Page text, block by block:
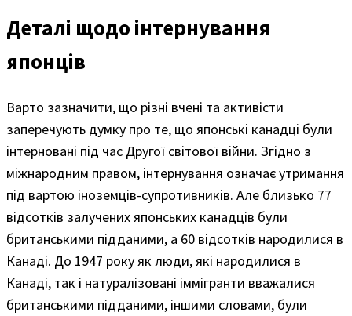
Деталі щодо інтернування
японців
Варто зазначити, що різні вчені та активісти
заперечують думку про те, що японські канадці були
інтерновані під час Другої світової війни. Згідно з
міжнародним правом, інтернування означає утримання
під вартою іноземців-супротивників. Але близько 77
відсотків залучених японських канадців були
британськими підданими, а 60 відсотків народилися в
Канаді. До 1947 року як люди, які народилися в
Канаді, так і натуралізовані іммігранти вважалися
британськими підданими, іншими словами, були